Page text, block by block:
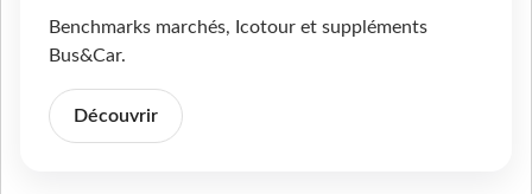
Benchmarks marchés, Icotour et suppléments
Bus&Car.
Découvrir